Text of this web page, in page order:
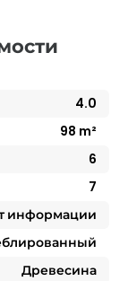
4.0
98 m²
6
7
информации
Древесина